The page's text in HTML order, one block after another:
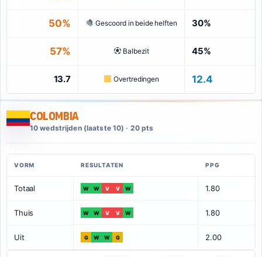
50% Gescoord in beide helften 30%
57% Balbezit 45%
13.7 Overtredingen 12.4
Colombia
10 wedstrijden (laatste 10) · 20 pts
VORM RESULTATEN PPG
Totaal W W V V W 1.80
Thuis W W V V W 1.80
Uit G W W G 2.00